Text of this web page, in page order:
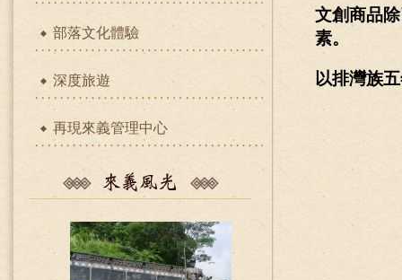
部落文化體驗
深度旅遊
再現來義管理中心
文創商品
素。
以排灣族